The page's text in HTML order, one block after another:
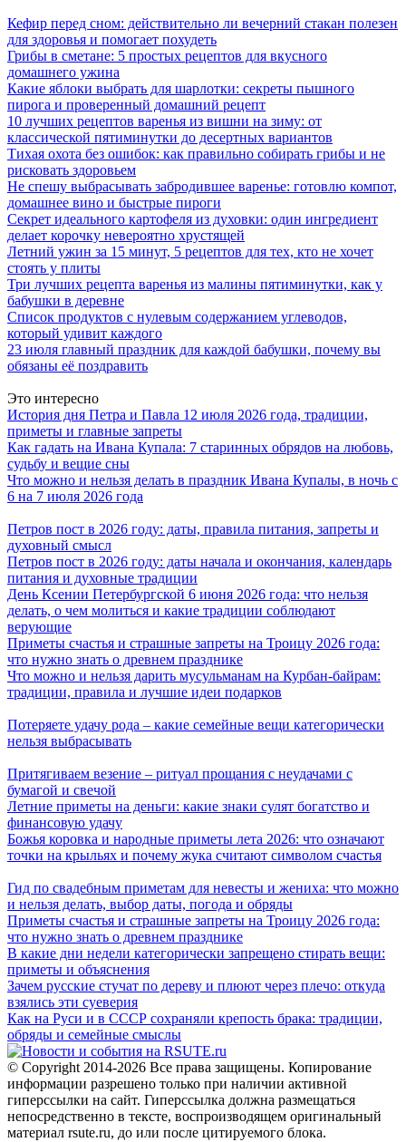
Кефир перед сном: действительно ли вечерний стакан полезен
для здоровья и помогает похудеть
Грибы в сметане: 5 простых рецептов для вкусного
домашнего ужина
Какие яблоки выбрать для шарлотки: секреты пышного
пирога и проверенный домашний рецепт
10 лучших рецептов варенья из вишни на зиму: от
классической пятиминутки до десертных вариантов
Тихая охота без ошибок: как правильно собирать грибы и не
рисковать здоровьем
Не спешу выбрасывать забродившее варенье: готовлю компот,
домашнее вино и быстрые пироги
Секрет идеального картофеля из духовки: один ингредиент
делает корочку невероятно хрустящей
Летний ужин за 15 минут, 5 рецептов для тех, кто не хочет
стоять у плиты
Три лучших рецепта варенья из малины пятиминутки, как у
бабушки в деревне
Список продуктов с нулевым содержанием углеводов,
который удивит каждого
23 июля главный праздник для каждой бабушки, почему вы
обязаны её поздравить
Это интересно
История дня Петра и Павла 12 июля 2026 года, традиции,
приметы и главные запреты
Как гадать на Ивана Купала: 7 старинных обрядов на любовь,
судьбу и вещие сны
Что можно и нельзя делать в праздник Ивана Купалы, в ночь с
6 на 7 июля 2026 года
Петров пост в 2026 году: даты, правила питания, запреты и
духовный смысл
Петров пост в 2026 году: даты начала и окончания, календарь
питания и духовные традиции
День Ксении Петербургской 6 июня 2026 года: что нельзя
делать, о чем молиться и какие традиции соблюдают
верующие
Приметы счастья и страшные запреты на Троицу 2026 года:
что нужно знать о древнем празднике
Что можно и нельзя дарить мусульманам на Курбан-байрам:
традиции, правила и лучшие идеи подарков
Потеряете удачу рода – какие семейные вещи категорически
нельзя выбрасывать
Притягиваем везение – ритуал прощания с неудачами с
бумагой и свечой
Летние приметы на деньги: какие знаки сулят богатство и
финансовую удачу
Божья коровка и народные приметы лета 2026: что означают
точки на крыльях и почему жука считают символом счастья
Гид по свадебным приметам для невесты и жениха: что можно
и нельзя делать, выбор даты, погода и обряды
Приметы счастья и страшные запреты на Троицу 2026 года:
что нужно знать о древнем празднике
В какие дни недели категорически запрещено стирать вещи:
приметы и объяснения
Зачем русские стучат по дереву и плюют через плечо: откуда
взялись эти суеверия
Как на Руси и в СССР сохраняли крепость брака: традиции,
обряды и семейные смыслы
© Copyright 2014-2026 Все права защищены. Копирование
информации разрешено только при наличии активной
гиперссылки на сайт. Гиперссылка должна размещаться
непосредственно в тексте, воспроизводящем оригинальный
материал rsute.ru, до или после цитируемого блока.